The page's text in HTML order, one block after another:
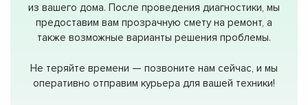
из вашего дома. После проведения диагностики, мы
предоставим вам прозрачную смету на ремонт, а
также возможные варианты решения проблемы.
Не теряйте времени — позвоните нам сейчас, и мы
оперативно отправим курьера для вашей техники!